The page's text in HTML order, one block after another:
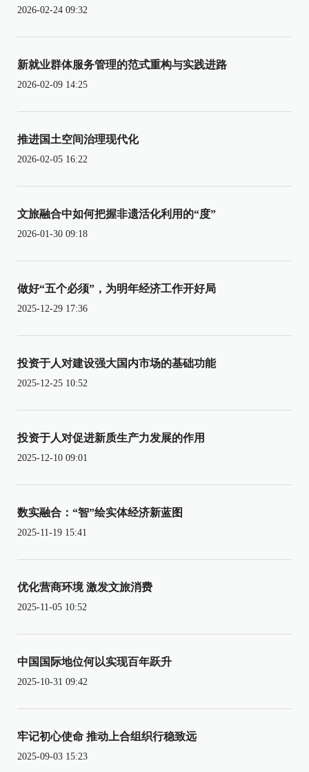
2026-02-24 09:32
新就业群体服务管理的范式重构与实践进路
2026-02-09 14:25
推进国土空间治理现代化
2026-02-05 16:22
文旅融合中如何把握非遗活化利用的“度”
2026-01-30 09:18
做好“五个必须”，为明年经济工作开好局
2025-12-29 17:36
投资于人对建设强大国内市场的基础功能
2025-12-25 10:52
投资于人对促进新质生产力发展的作用
2025-12-10 09:01
数实融合：“智”绘实体经济新蓝图
2025-11-19 15:41
优化营商环境 激发文旅消费
2025-11-05 10:52
中国国际地位何以实现百年跃升
2025-10-31 09:42
牢记初心使命 推动上合组织行稳致远
2025-09-03 15:23